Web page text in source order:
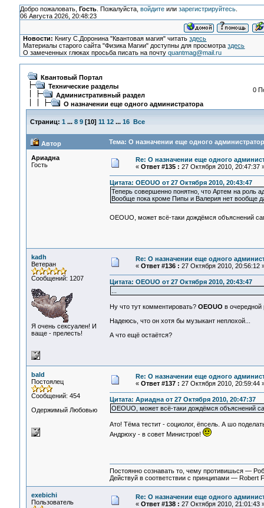
Добро пожаловать, Гость. Пожалуйста, войдитеили зарегистрируйтесь.
06 Августа 2026, 20:48:23
Новости: Книгу С.Доронина "Квантовая магия" читатьздесь
Материалы старого сайта "Физика Магии" доступны для просмотраздесь
О замеченных глюках просьба писать на почтуquantmag@mail.ru
Квантовый Портал
Технические разделы
Административный раздел
О назначении еще одного администратора
0
Страниц: 1 ... 8 9[10] 11 12 ... 16 Все
Автор Тема: О назначении еще одного
Ариадна
Гость
Re: О назначении еще одного
« Ответ #135 : 27 Октября 2010, 20:47:37
Цитата: OEOUO от 27 Октября 2010, 20:43:47
Теперь совершенно понятно, что Артем на роль
Вообще пока кроме Пипы и Валерия нет вообще
OEOUO, может всё-таки дождёмся объяснений
kadh
Ветеран
Сообщений: 1207
Я очень сексуален! И
ваще - прелесть!
Re: О назначении еще одного
« Ответ #136 : 27 Октября 2010, 20:56:12
Цитата: OEOUO от 27 Октября 2010, 20:43:47
Ну что тут комментировать? OEOUO в очередной
Надеюсь, что он хотя бы музыкант неплохой...
А что ещё остаётся?
bald
Постоялец
Сообщений: 454
Одержимый Любовью
Re: О назначении еще одного
« Ответ #137 : 27 Октября 2010, 20:59:44
Цитата: Ариадна от 27 Октября 2010, 20:47:37
OEOUO, может всё-таки дождёмся объяснений
Ато! Тёма тестит - социолог, ёпсель. А шо
Андрюху - в совет Министров!
Постоянно сознавать то, чему противишься —
Действуй в соответствии с принципами — Robert
exebichi
Пользователь
Re: О назначении еще одного
« Ответ #138 : 27 Октября 2010, 21:01:43